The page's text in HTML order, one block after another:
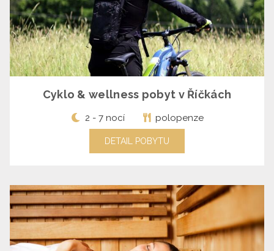
Cyklo & wellness pobyt v Říčkách
2 - 7 nocí polopenze
DETAIL POBYTU